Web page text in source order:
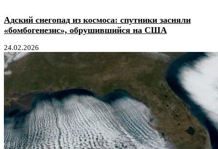
Адский снегопад из космоса: спутники засняли
«бомбогенезис», обрушившийся на США
24.02.2026